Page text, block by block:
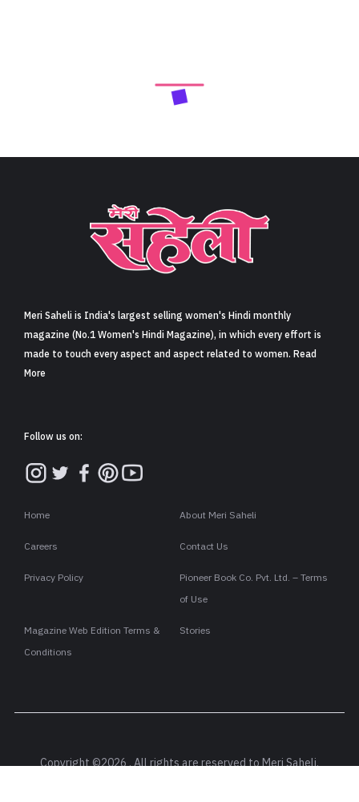
Meri Saheli is India's largest selling women's Hindi monthly
magazine (No.1 Women's Hindi Magazine), in which every effort is
made to touch every aspect and aspect related to women. Read
More
Follow us on:
Home About Meri Saheli
Careers Contact Us
Privacy Policy
Pioneer Book Co. Pvt. Ltd. – Terms
of Use
Magazine Web Edition Terms &
Conditions
Stories
Copyright ©2026 . All rights are reserved to Meri Saheli.